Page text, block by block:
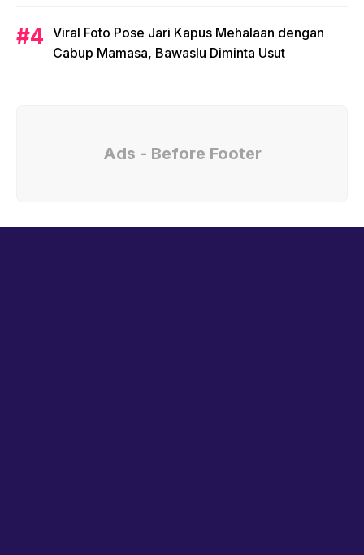
Viral Foto Pose Jari Kapus Mehalaan dengan
Cabup Mamasa, Bawaslu Diminta Usut
Ads - Before Footer